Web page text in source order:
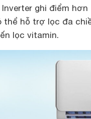
Inverter ghi điểm
thể hỗ trợ lọc đa
lọc vitamin.